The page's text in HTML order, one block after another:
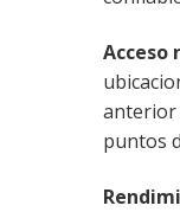
Acceso
anterior
puntos